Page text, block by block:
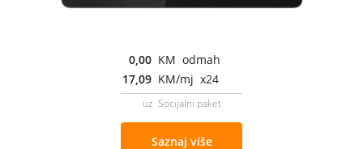
0,00 KM odmah
17,09 KM/mj x24
uz Socijalni paket
Saznaj više